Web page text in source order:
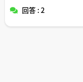
回答 : 2